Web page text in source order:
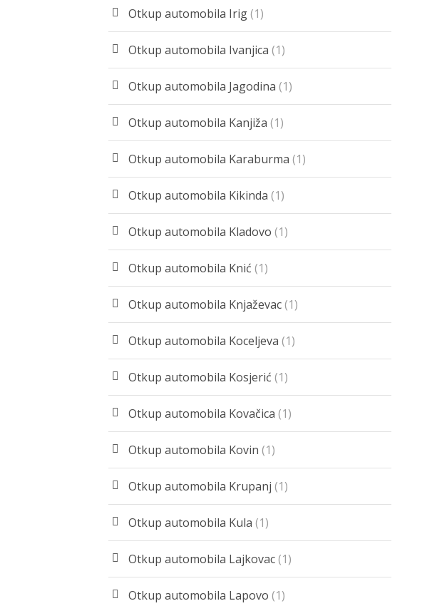
Otkup automobila Irig(1)
Otkup automobila Ivanjica (1)
Otkup automobila Jagodina (1)
Otkup automobila Kanjiža (1)
Otkup automobila Karaburma (1)
Otkup automobila Kikinda (1)
Otkup automobila Kladovo (1)
Otkup automobila Knić (1)
Otkup automobila Knjaževac(1)
Otkup automobila Koceljeva (1)
Otkup automobila Kosjerić (1)
Otkup automobila Kovačica (1)
Otkup automobila Kovin (1)
Otkup automobila Krupanj (1)
Otkup automobila Kula (1)
Otkup automobila Lajkovac(1)
Otkup automobila Lapovo (1)